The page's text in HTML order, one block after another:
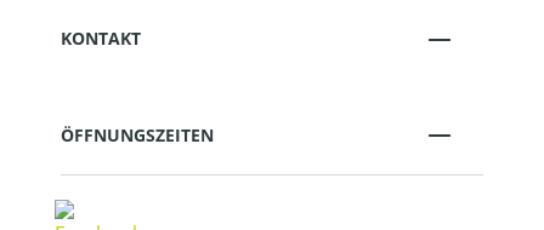
KONTAKT
ÖFFNUNGSZEITEN